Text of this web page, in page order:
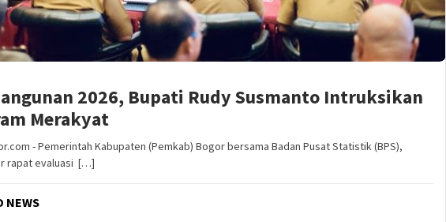
2026, Bupati Rudy Susmanto Intruksikan
Merakyat
- Pemerintah Kabupaten (Pemkab) Bogor bersama Badan Pusat Statistik (BPS),
rapat evaluasi […]
NEWS